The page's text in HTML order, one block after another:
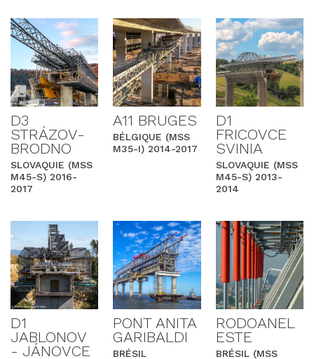
D3
STRÁZOV-
BRODNO
SLOVAQUIE (MSS
M45-S) 2016-
2017
A11 BRUGES
BÉLGIQUE (MSS
M35-I) 2014-2017
D1
FRICOVCE
SVINIA
SLOVAQUIE (MSS
M45-S) 2013-
2014
D1
JABLONOV
- JÁNOVCE
PONT ANITA
GARIBALDI
BRÉSIL
RODOANEL
ESTE
BRÉSIL (MSS